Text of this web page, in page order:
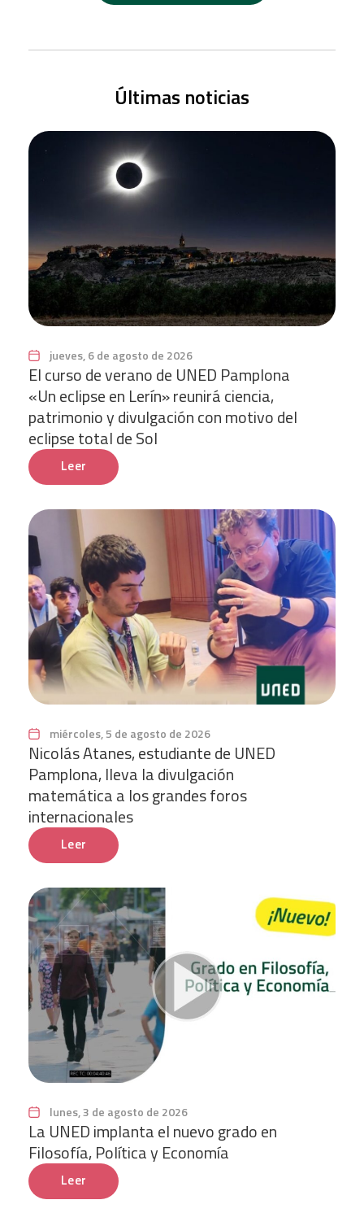
Últimas noticias
jueves, 6 de agosto de 2026
El curso de verano de UNED Pamplona
«Un eclipse en Lerín» reunirá ciencia,
patrimonio y divulgación con motivo del
eclipse total de Sol
Leer
miércoles, 5 de agosto de 2026
Nicolás Atanes, estudiante de UNED
Pamplona, lleva la divulgación
matemática a los grandes foros
internacionales
Leer
lunes, 3 de agosto de 2026
La UNED implanta el nuevo grado en
Filosofía, Política y Economía
Leer